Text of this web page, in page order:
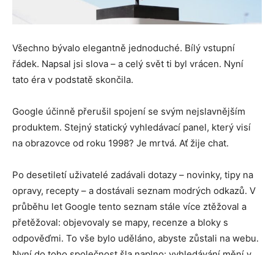
Všechno bývalo elegantně jednoduché. Bílý vstupní
řádek. Napsal jsi slova – a celý svět ti byl vrácen. Nyní
tato éra v podstatě skončila.
Google účinně přerušil spojení se svým nejslavnějším
produktem. Stejný statický vyhledávací panel, který visí
na obrazovce od roku 1998? Je mrtvá. Ať žije chat.
Po desetiletí uživatelé zadávali dotazy – novinky, tipy na
opravy, recepty – a dostávali seznam modrých odkazů. V
průběhu let Google tento seznam stále více ztěžoval a
přetěžoval: objevovaly se mapy, recenze a bloky s
odpověďmi. To vše bylo uděláno, abyste zůstali na webu.